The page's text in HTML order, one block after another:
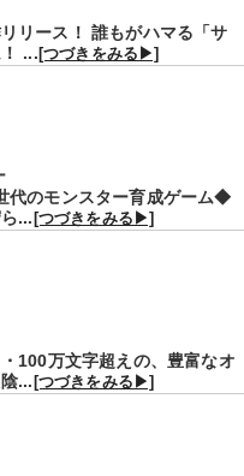
リース！ 誰もがハマる「サ
... [つづきをみる▶]
代のモンスター育成ゲーム◆
...[つづきをみる▶]
100万文字超えの、豊富なオ
... [つづきをみる▶]